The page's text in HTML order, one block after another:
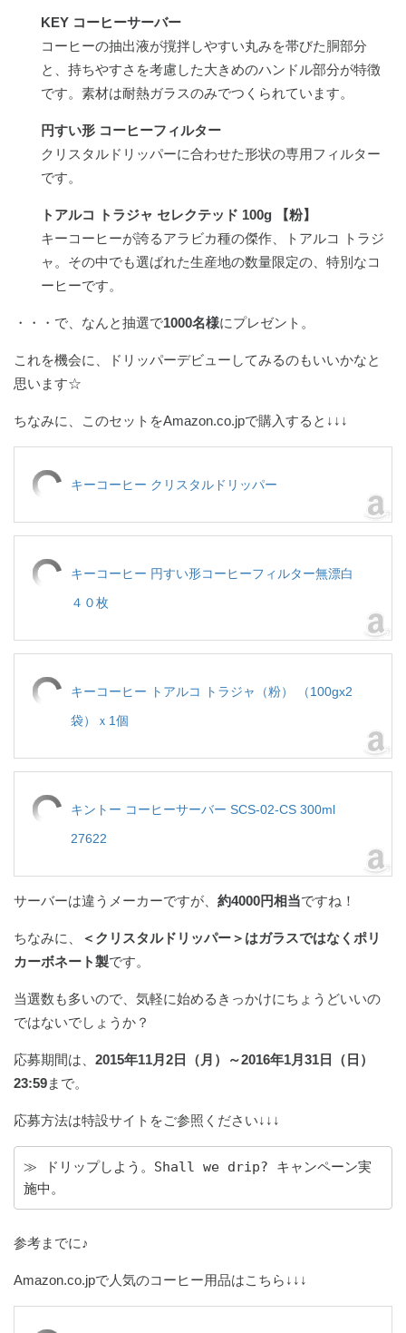
KEY コーヒーサーバー
コーヒーの抽出液が撹拌しやすい丸みを帯びた胴部分
と、持ちやすさを考慮した大きめのハンドル部分が特徴
です。素材は耐熱ガラスのみでつくられています。
円すい形 コーヒーフィルター
クリスタルドリッパーに合わせた形状の専用フィルター
です。
トアルコ トラジャ セレクテッド 100g 【粉】
キーコーヒーが誇るアラビカ種の傑作、トアルコ トラジ
ャ。その中でも選ばれた生産地の数量限定の、特別なコ
ーヒーです。
・・・で、なんと抽選で1000名様にプレゼント。
これを機会に、ドリッパーデビューしてみるのもいいかなと
思います☆
ちなみに、このセットをAmazon.co.jpで購入すると↓↓↓
キーコーヒー クリスタルドリッパー
キーコーヒー 円すい形コーヒーフィルター無漂白
４０枚
キーコーヒー トアルコ トラジャ（粉） （100gx2
袋）ｘ1個
キントー コーヒーサーバー SCS-02-CS 300ml
27622
サーバーは違うメーカーですが、 約4000円相当ですね！
ちなみに、
＜クリスタルドリッパー＞はガラスではなくポリ
カーボネート製です。
当選数も多いので、気軽に始めるきっかけにちょうどいいの
ではないでしょうか？
応募期間は、 2015年11月2日（月）～2016年1月31日（日）
23:59まで。
応募方法は特設サイトをご参照ください↓↓↓
≫ ドリップしよう。Shall we drip? キャンペーン実
施中。
参考までに♪
Amazon.co.jpで人気のコーヒー用品はこちら↓↓↓